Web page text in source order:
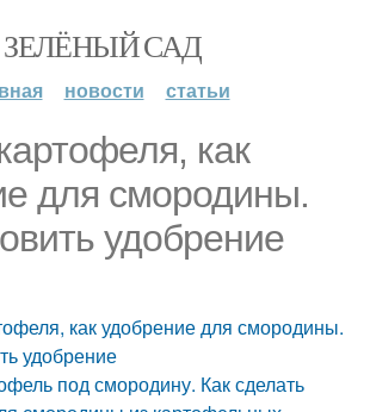
ЗЕЛЁНЫЙ САД
новости статьи
как
для смородины.
удобрение
как удобрение для смородины.
удобрение
под смородину. Как сделать